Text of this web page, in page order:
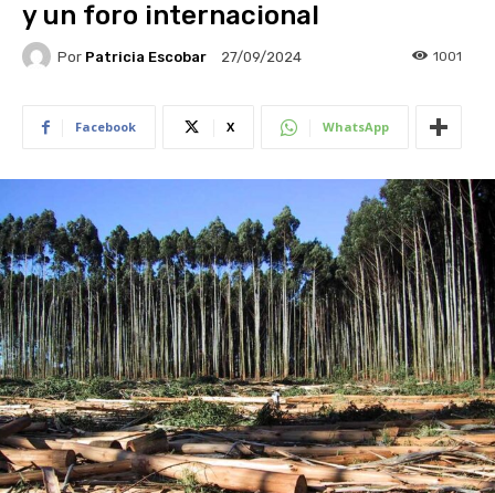
y un foro internacional
Por Patricia Escobar 27/09/2024 1001
Facebook X WhatsApp